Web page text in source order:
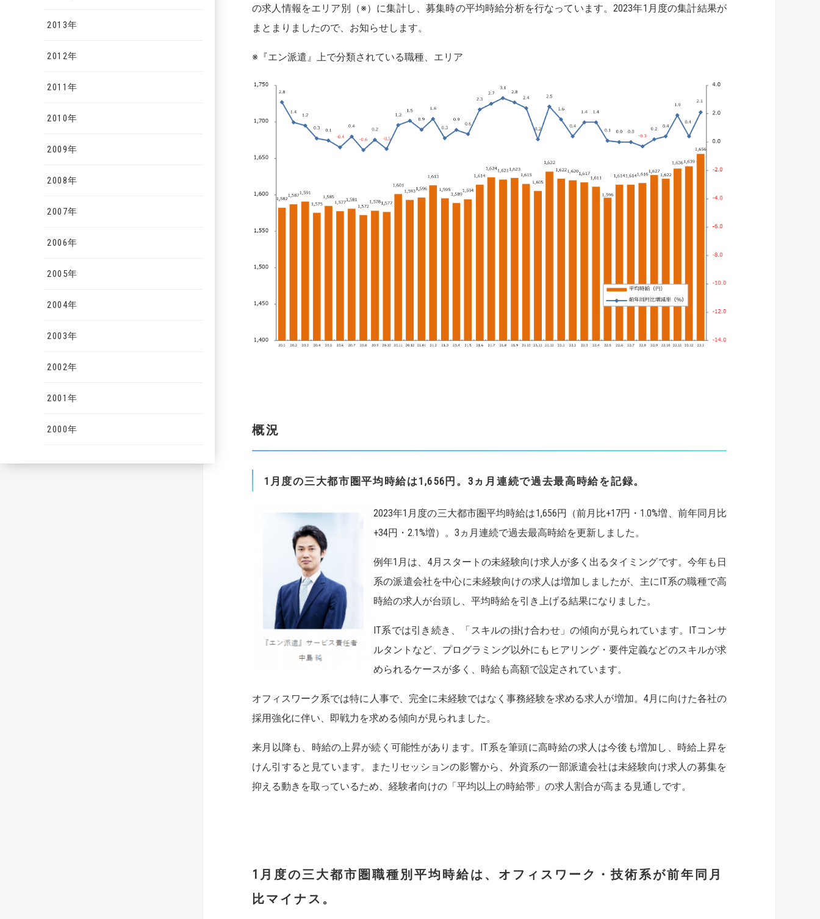
2013年
2012年
2011年
2010年
2009年
2008年
2007年
2006年
2005年
2004年
2003年
2002年
2001年
2000年
の求人情報をエリア別（※）に集計し、募集時の平均時給分析を行なっています。2023年1月度の集計結果が
まとまりましたので、お知らせします。
※『エン派遣』上で分類されている職種、エリア
概況
1 月度の三大都市圏平均時給は 1,656円。 3 ヵ月連続で過去最高時給を記録。
2023年1月度の三大都市圏平均時給は1,656円（前月比+17円・1.0%増、前年同月比
+34円・2.1%増）。3ヵ月連続で過去最高時給を更新しました。
例年1月は、4月スタートの未経験向け求人が多く出るタイミングです。今年も日
系の派遣会社を中心に未経験向けの求人は増加しましたが、主にIT系の職種で高
時給の求人が台頭し、平均時給を引き上げる結果になりました。
IT系では引き続き、「スキルの掛け合わせ」の傾向が見られています。ITコンサ
ルタントなど、プログラミング以外にもヒアリング・要件定義などのスキルが求
められるケースが多く、時給も高額で設定されています。
オフィスワーク系では特に人事で、完全に未経験ではなく事務経験を求める求人が増加。4月に向けた各社の
採用強化に伴い、即戦力を求める傾向が見られました。
来月以降も、時給の上昇が続く可能性があります。IT系を筆頭に高時給の求人は今後も増加し、時給上昇を
けん引すると見ています。またリセッションの影響から、外資系の一部派遣会社は未経験向け求人の募集を
抑える動きを取っているため、経験者向けの「平均以上の時給帯」の求人割合が高まる見通しです。
1月度の三大都市圏職種別平均時給は、オフィスワーク・技術系が前年同月
比マイナス。